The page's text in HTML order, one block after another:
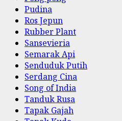
Pudina
Ros Jepun
Rubber Plant
Sansevieria
Semarak Api
Senduduk Putih
Serdang Cina
Song of India
Tanduk Rusa
Tapak Gajah